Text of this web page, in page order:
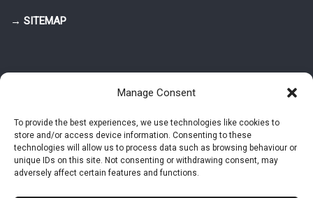
Manage Consent
To provide the best experiences, we use technologies like cookies to
store and/or access device information. Consenting to these
technologies will allow us to process data such as browsing behaviour or
unique IDs on this site. Not consenting or withdrawing consent, may
adversely affect certain features and functions.
→ SITEMAP
© 2025-2026 Pietro Greppi - Author of the CDE, VGR and IVGR models.
All rights reserved.
Studio Greppi di Pietro Greppi, P. IVA: 03814750273
Studio